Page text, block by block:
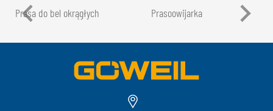
Prasa do bel okrągłych Prasoowijarka